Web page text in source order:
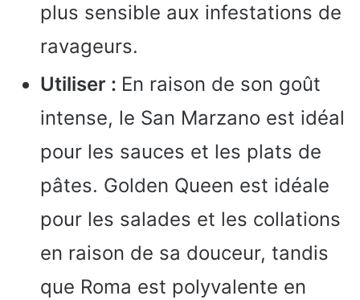
plus sensible aux infestations de
ravageurs.
Utiliser : En raison de son goût
intense, le San Marzano est idéal
pour les sauces et les plats de
pâtes. Golden Queen est idéale
pour les salades et les collations
en raison de sa douceur, tandis
que Roma est polyvalente en